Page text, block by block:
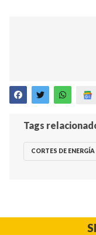
Tags
CORTES DE ENERGÍA